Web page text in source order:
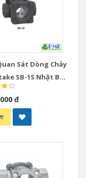
Sát Dòng Chảy
SB-1S Nhật Bản
Ren JIS Rc
đ